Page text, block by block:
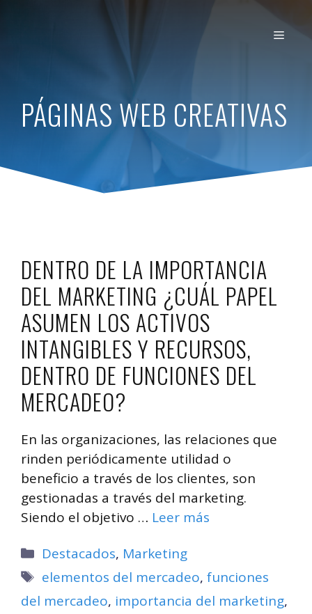
PÁGINAS WEB CREATIVAS
DENTRO DE LA IMPORTANCIA
DEL MARKETING ¿CUÁL PAPEL
ASUMEN LOS ACTIVOS
INTANGIBLES Y RECURSOS,
DENTRO DE FUNCIONES DEL
MERCADEO?
En las organizaciones, las relaciones que
rinden periódicamente utilidad o
beneficio a través de los clientes, son
gestionadas a través del marketing.
Siendo el objetivo … Leer más
Categorías
Destacados, Marketing
Etiquetas
elementos del mercadeo,funciones
del mercadeo, importancia del marketing,